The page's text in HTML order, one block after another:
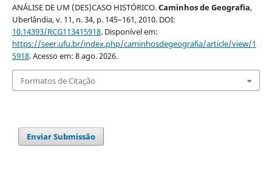
ANÁLISE DE UM (DES)CASO HISTÓRICO.Caminhos de Geografia,
Uberlândia, v. 11, n. 34, p. 145–161, 2010. DOI:
10.14393/RCG113415918. Disponível em:
https://seer.ufu.br/index.php/caminhosdegeografia/article/view/1
5918. Acesso em: 8 ago. 2026.
Formatos de Citação
Enviar Submissão